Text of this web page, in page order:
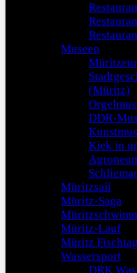
Museen
(Müritz)
DDR-
Kiek in
Müritzsail
Müritz-Saga
Müritz-Lauf
Müritz
Wassersport
DRK